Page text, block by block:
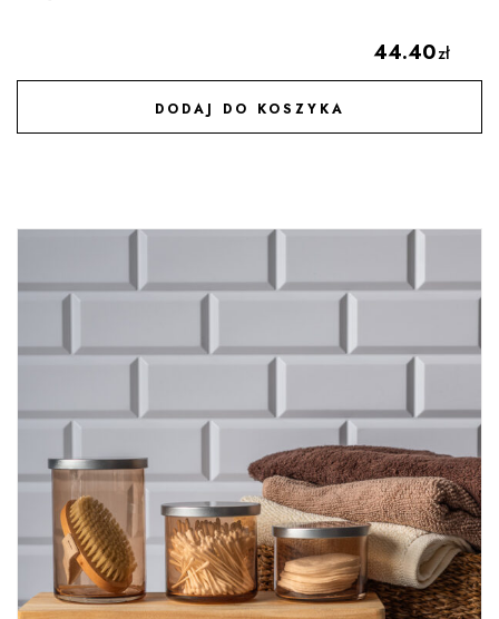
44.40zł
DODAJ DO KOSZYKA
DODAJ DO ULUBIONYCH